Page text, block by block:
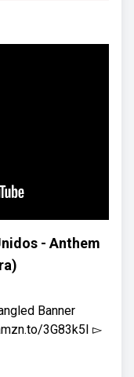
- Anthem
Banner
3G83k5I ▻